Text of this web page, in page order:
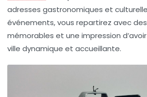
adresses gastronomiques et
événements, vous repartirez avec
mémorables et une impression
ville dynamique et accueillante.